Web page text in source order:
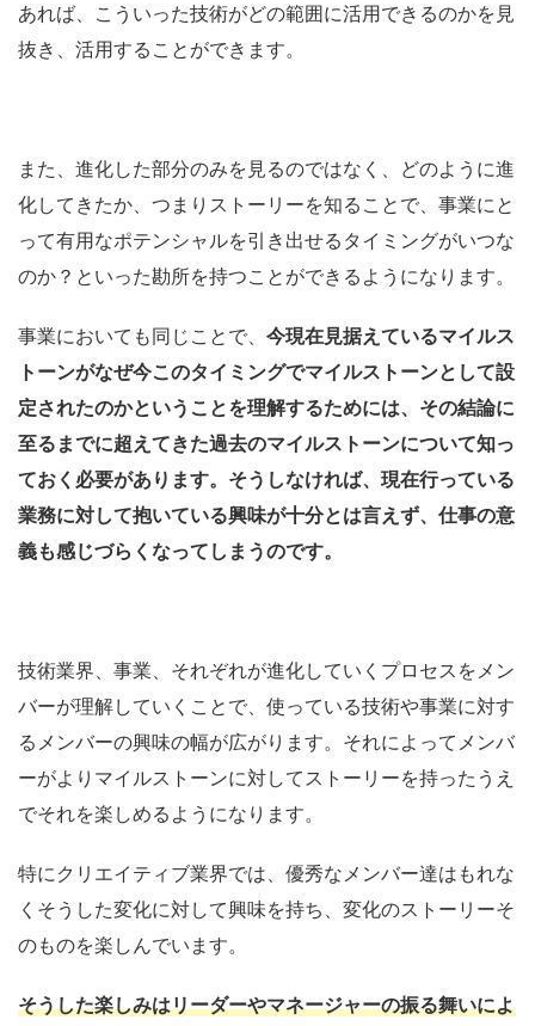
あれば、こういった技術がどの範囲に活用できるのかを見
抜き、活用することができます。
また、進化した部分のみを見るのではなく、どのように進
化してきたか、つまりストーリーを知ることで、事業にと
って有用なポテンシャルを引き出せるタイミングがいつな
のか？といった勘所を持つことができるようになります。
事業においても同じことで、 今現在見据えているマイルス
トーンがなぜ今このタイミングでマイルストーンとして設
定されたのかということを理解するためには、その結論に
至るまでに超えてきた過去のマイルストーンについて知っ
ておく必要があります。そうしなければ、現在行っている
業務に対して抱いている興味が十分とは言えず、仕事の意
義も感じづらくなってしまうのです。
技術業界、事業、それぞれが進化していくプロセスをメン
バーが理解していくことで、使っている技術や事業に対す
るメンバーの興味の幅が広がります。それによってメンバ
ーがよりマイルストーンに対してストーリーを持ったうえ
でそれを楽しめるようになります。
特にクリエイティブ業界では、優秀なメンバー達はもれな
くそうした変化に対して興味を持ち、変化のストーリーそ
のものを楽しんでいます。
そうした楽しみはリーダーやマネージャーの振る舞いによ